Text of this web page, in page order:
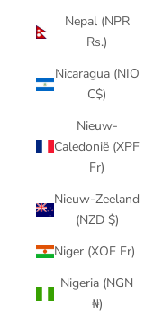
Nepal (NPR
Rs.)
Nicaragua (NIO
C$)
Nieuw-
Caledonië (XPF
Fr)
Nieuw-Zeeland
(NZD $)
Niger (XOF Fr)
Nigeria (NGN
₦)